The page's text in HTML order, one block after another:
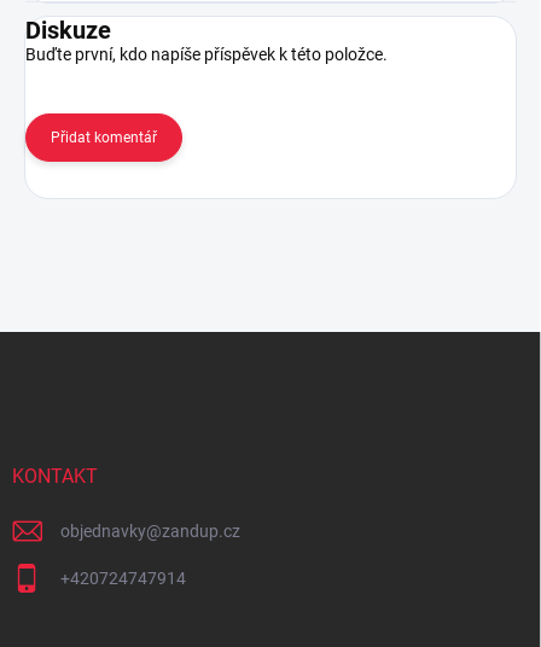
Diskuze
Buďte první, kdo napíše příspěvek k této položce.
Přidat komentář
KONTAKT
objednavky@zandup.cz
+420724747914